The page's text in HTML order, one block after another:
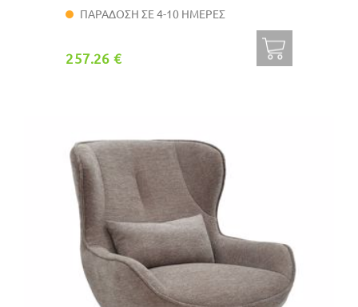
ΠΑΡΑΔΟΣΗ ΣΕ 4-10 ΗΜΕΡΕΣ
257.26 €